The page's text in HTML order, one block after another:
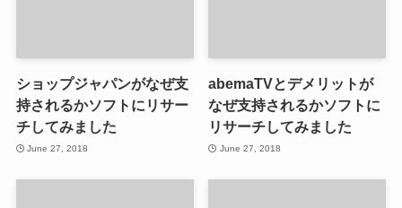
ショップジャパンがなぜ支
持されるかソフトにリサー
チしてみました
June 27, 2018
abemaTVとデメリットが
なぜ支持されるかソフトに
リサーチしてみました
June 27, 2018